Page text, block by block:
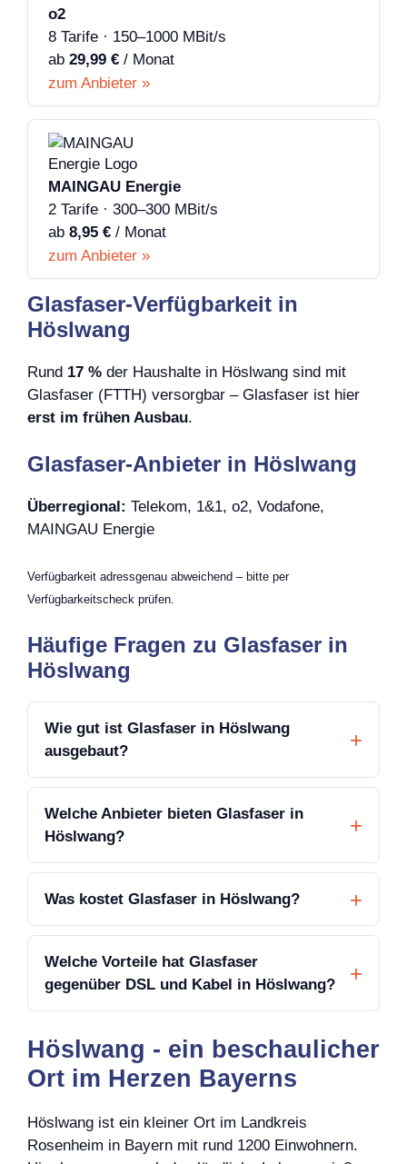
o2
8 Tarife · 150–1000 MBit/s
ab 29,99 € / Monat
zum Anbieter »
MAINGAU Energie
2 Tarife · 300–300 MBit/s
ab 8,95 € / Monat
zum Anbieter »
Glasfaser-Verfügbarkeit in
Höslwang
Rund 17 % der Haushalte in Höslwang sind mit
Glasfaser (FTTH) versorgbar – Glasfaser ist hier
erst im frühen Ausbau.
Glasfaser-Anbieter in Höslwang
Überregional: Telekom, 1&1, o2, Vodafone,
MAINGAU Energie
Verfügbarkeit adressgenau abweichend – bitte per
Verfügbarkeitscheck prüfen.
Häufige Fragen zu Glasfaser in
Höslwang
Wie gut ist Glasfaser in Höslwang
ausgebaut?
Welche Anbieter bieten Glasfaser in
Höslwang?
Was kostet Glasfaser in Höslwang?
Welche Vorteile hat Glasfaser
gegenüber DSL und Kabel in Höslwang?
Höslwang - ein beschaulicher
Ort im Herzen Bayerns
Höslwang ist ein kleiner Ort im Landkreis
Rosenheim in Bayern mit rund 1200 Einwohnern.